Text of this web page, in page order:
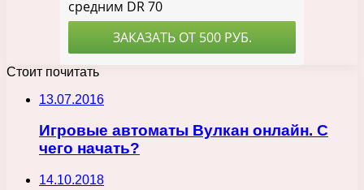
Стоит почитать
13.07.2016
Игровые автоматы Вулкан онлайн. С
чего начать?
14.10.2018